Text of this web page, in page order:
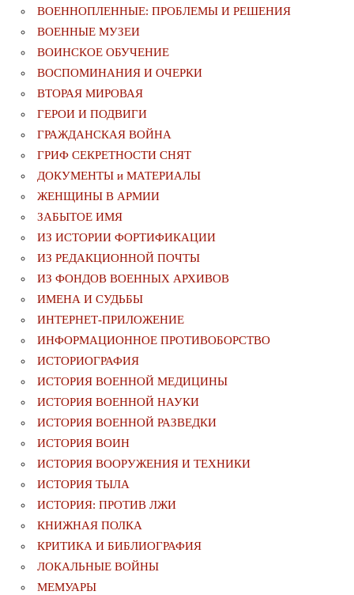
ВОЕННОПЛЕННЫЕ: ПРОБЛЕМЫ И РЕШЕНИЯ
ВОЕННЫЕ МУЗЕИ
ВОИНСКОЕ ОБУЧЕНИЕ
ВОСПОМИНАНИЯ И ОЧЕРКИ
ВТОРАЯ МИРОВАЯ
ГЕРОИ И ПОДВИГИ
ГРАЖДАНСКАЯ ВОЙНА
ГРИФ СЕКРЕТНОСТИ СНЯТ
ДОКУМЕНТЫ и МАТЕРИАЛЫ
ЖЕНЩИНЫ В АРМИИ
ЗАБЫТОЕ ИМЯ
ИЗ ИСТОРИИ ФОРТИФИКАЦИИ
ИЗ РЕДАКЦИОННОЙ ПОЧТЫ
ИЗ ФОНДОВ ВОЕННЫХ АРХИВОВ
ИМЕНА И СУДЬБЫ
ИНТЕРНЕТ-ПРИЛОЖЕНИЕ
ИНФОРМАЦИОННОЕ ПРОТИВОБОРСТВО
ИСТОРИОГРАФИЯ
ИСТОРИЯ ВОЕННОЙ МЕДИЦИНЫ
ИСТОРИЯ ВОЕННОЙ НАУКИ
ИСТОРИЯ ВОЕННОЙ РАЗВЕДКИ
ИСТОРИЯ ВОИН
ИСТОРИЯ ВООРУЖЕНИЯ И ТЕХНИКИ
ИСТОРИЯ ТЫЛА
ИСТОРИЯ: ПРОТИВ ЛЖИ
КНИЖНАЯ ПОЛКА
КРИТИКА И БИБЛИОГРАФИЯ
ЛОКАЛЬНЫЕ ВОЙНЫ
МЕМУАРЫ